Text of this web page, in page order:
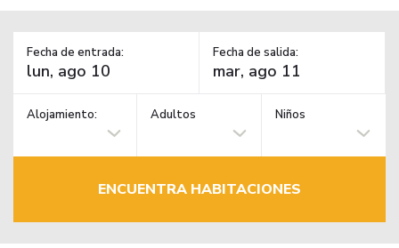
Fecha de entrada: Fecha de salida:
Alojamiento: Adultos Niños
ENCUENTRA HABITACIONES